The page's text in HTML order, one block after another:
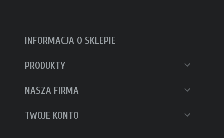
INFORMACJA O SKLEPIE
PRODUKTY 
NASZA FIRMA 
TWOJE KONTO 